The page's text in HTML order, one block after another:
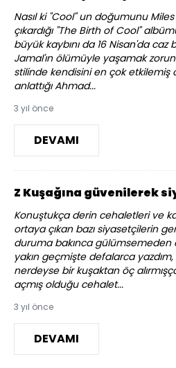
Nasıl ki "Cool" un doğumunu Miles
çıkardığı "The Birth of Cool"
büyük kaybını da 16 Nisan'da
Jamal'ın ölümüyle yaşamak
stilinde kendisini en çok etkilemiş
anlattığı Ahmad...
3 yıl önce
DEVAMI
Z Kuşağına güvenilerek
Konuştukça derin cehaletleri ve
ortaya çıkan bazı siyasetçilerin
duruma bakınca
yakın geçmişte defalarca
nerdeyse bir kuşaktan öç
açmış olduğu cehalet...
3 yıl önce
DEVAMI